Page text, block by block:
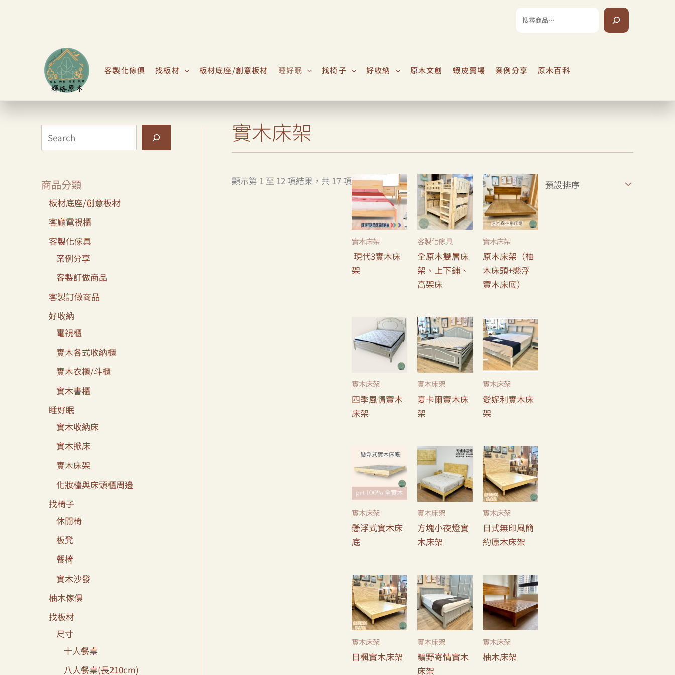
尋
客製化傢俱 找板材 板材底座/創意板材 睡好眠 找椅子 好收納 原木文創 蝦皮賣場 案例分享 原木百科
c
商品分類
板材底座/創意板材
客廳電視櫃
客製化傢具
案例分享
客製訂做商品
客製訂做商品
好收納
電視櫃
實木各式收納櫃
實木衣櫃/斗櫃
實木書櫃
睡好眠
實木收納床
實木掀床
實木床架
化妝檯與床頭櫃周邊
找椅子
休閒椅
板凳
餐椅
實木沙發
柚木傢俱
找板材
尺寸
十人餐桌
八人餐桌(長210cm)
實木床架
顯示第 1 至 12 項結果，共 17 項
實木床架
現代3實木床
架
客製化傢具
全原木雙層床
架、上下鋪、
高架床
實木床架
原木床架（柚
木床頭+懸浮
實木床底）
實木床架
四季風情實木
床架
實木床架
夏卡爾實木床
架
實木床架
愛妮利實木床
架
實木床架
懸浮式實木床
底
實木床架
方塊小夜燈實
木床架
實木床架
日式無印風簡
約原木床架
實木床架
日楓實木床架
實木床架
曠野寄情實木
床架
實木床架
柚木床架